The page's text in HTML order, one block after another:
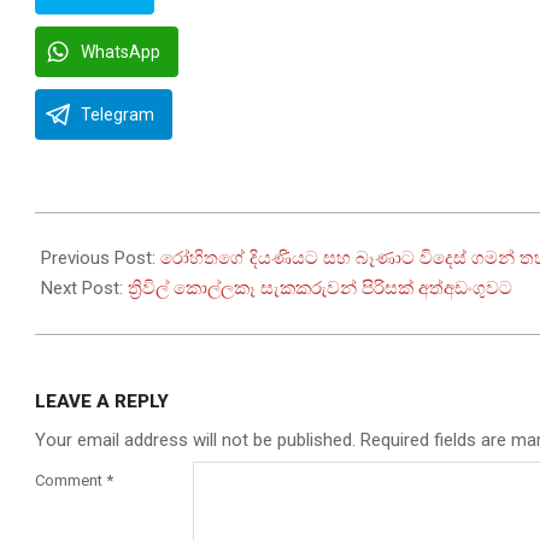
WhatsApp
Telegram
07-
21
Previous Post: රෝහිතගේ දියණියට සහ බෑණාට විදෙස් ගමන්
Next Post: ත්‍රිවිල් කොල්ලකෑ සැකකරුවන් පිරිසක් අත්අඩංගුවට
LEAVE A REPLY
Your email address will not be published. Required fields are
Comment *